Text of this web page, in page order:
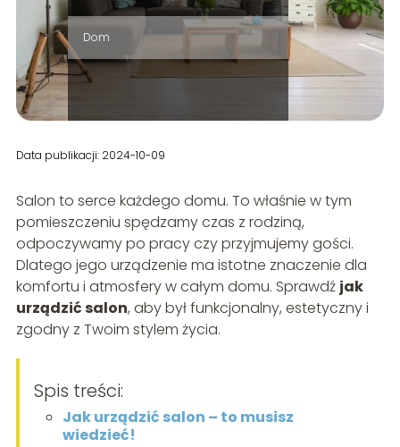
Dom
Data publikacji: 2024-10-09
Salon to serce każdego domu. To właśnie w tym
pomieszczeniu spędzamy czas z rodziną,
odpoczywamy po pracy czy przyjmujemy gości.
Dlatego jego urządzenie ma istotne znaczenie dla
komfortu i atmosfery w całym domu. Sprawdź jak
urządzić salon, aby był funkcjonalny, estetyczny i
zgodny z Twoim stylem życia.
Spis treści:
Jak urządzić salon – to musisz
wiedzieć!